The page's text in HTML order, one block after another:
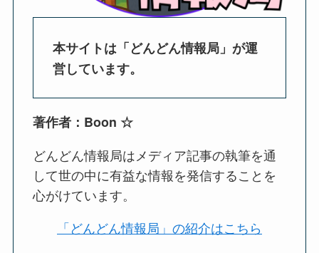
本サイトは「どんどん情報局」が運
営しています。
著作者：Boon ☆
どんどん情報局はメディア記事の執筆を通
して世の中に有益な情報を発信することを
心がけています。
「どんどん情報局」の紹介はこちら